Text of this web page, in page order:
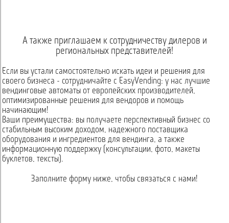
А также приглашаем к сотрудничеству дилеров и
региональных представителей!
Если вы устали самостоятельно искать идеи и решения для
своего бизнеса - сотрудничайте с EasyVending: у нас лучшие
вендинговые автоматы от европейских производителей,
оптимизированные решения для вендоров и помощь
начинающим!
Ваши преимущества: вы получаете перспективный бизнес со
стабильным высоким доходом, надежного поставщика
оборудования и ингредиентов для вендинга, а также
информационную поддержку (консультации, фото, макеты
буклетов, тексты).
Заполните форму ниже, чтобы связаться с нами!